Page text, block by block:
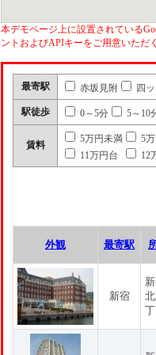
本デモページ上に設置されている
ントおよびAPIキーをご用意いただ
最寄駅 赤坂見附 四
駅徒歩 0～5分 5～10
賃料
5万円未満
5
11万円台
12
外観 最寄駅
新宿